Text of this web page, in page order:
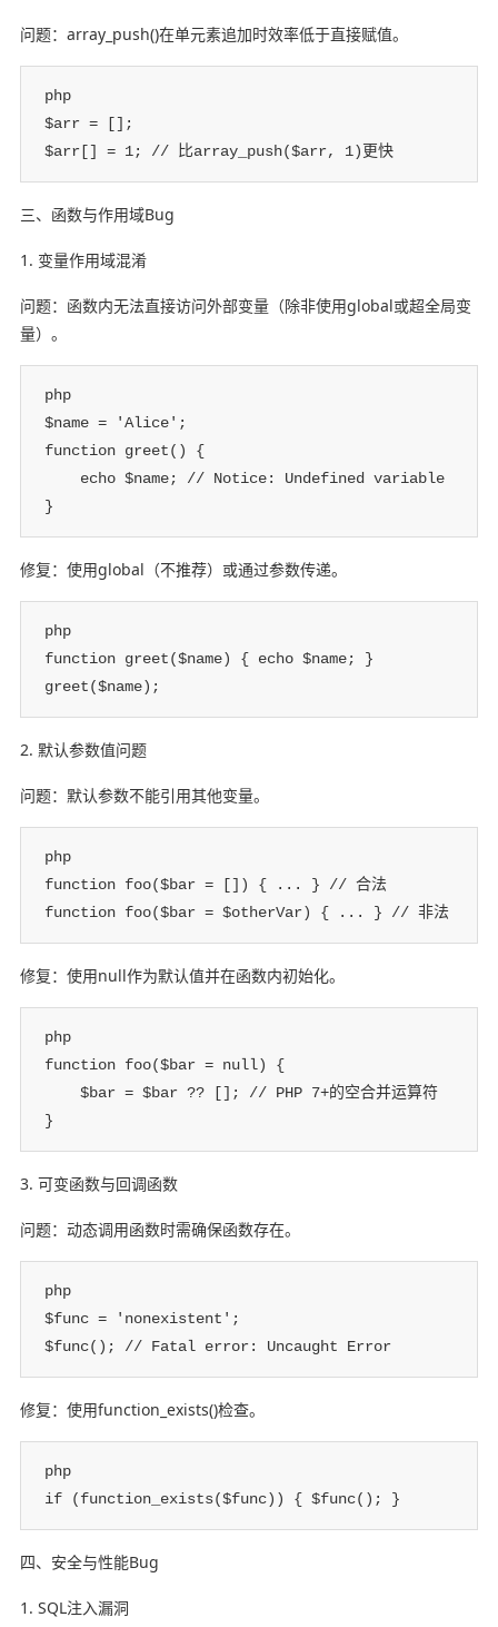
问题：array_push()在单元素追加时效率低于直接赋值。
php
$arr = [];
$arr[] = 1; // 比array_push($arr, 1)更快
三、函数与作用域Bug
1. 变量作用域混淆
问题：函数内无法直接访问外部变量（除非使用global或超全局变
量）。
php
$name = 'Alice';
function greet() {
    echo $name; // Notice: Undefined variable
}
修复：使用global（不推荐）或通过参数传递。
php
function greet($name) { echo $name; }
greet($name);
2. 默认参数值问题
问题：默认参数不能引用其他变量。
php
function foo($bar = []) { ... } // 合法
function foo($bar = $otherVar) { ... } // 非法
修复：使用null作为默认值并在函数内初始化。
php
function foo($bar = null) {
    $bar = $bar ?? []; // PHP 7+的空合并运算符
}
3. 可变函数与回调函数
问题：动态调用函数时需确保函数存在。
php
$func = 'nonexistent';
$func(); // Fatal error: Uncaught Error
修复：使用function_exists()检查。
php
if (function_exists($func)) { $func(); }
四、安全与性能Bug
1. SQL注入漏洞